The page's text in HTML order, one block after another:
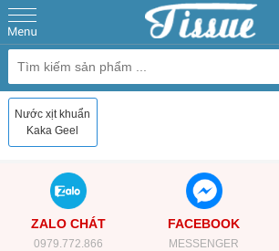
Nước xịt khuẩn
Kaka Geel
ZALO CHÁT
0979.772.866
FACEBOOK
MESSENGER